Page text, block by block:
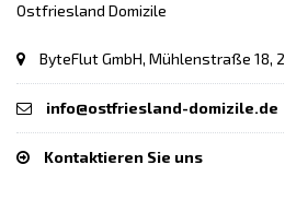
Ostfriesland Domizile
ByteFlut GmbH, Mühlenstraße 18,
info@ostfriesland-domizile.de
Kontaktieren Sie uns